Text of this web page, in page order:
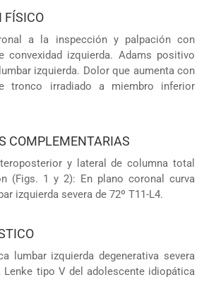
FÍSICO
a la inspección y palpación con
convexidad izquierda. Adams positivo
izquierda. Dolor que aumenta con
tronco irradiado a miembro inferior
COMPLEMENTARIAS
y lateral de columna total
(Figs. 1 y 2): En plano coronal curva
izquierda severa de 72º T11-L4.
lumbar izquierda degenerativa severa
Lenke tipo V del adolescente idiopática